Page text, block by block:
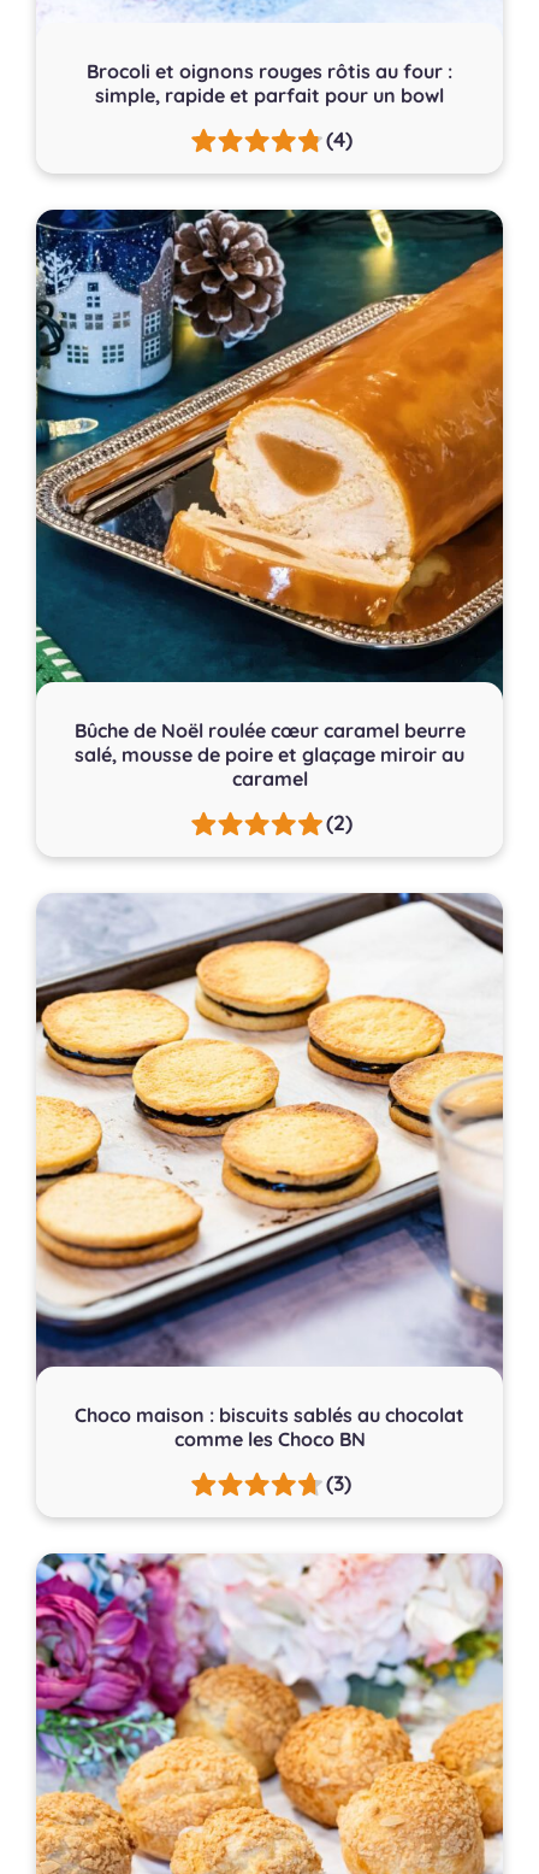
Brocoli et oignons rouges rôtis au four :
simple, rapide et parfait pour un bowl
(4)
Bûche de Noël roulée cœur caramel beurre
salé, mousse de poire et glaçage miroir au
caramel
(2)
Choco maison : biscuits sablés au chocolat
comme les Choco BN
(3)